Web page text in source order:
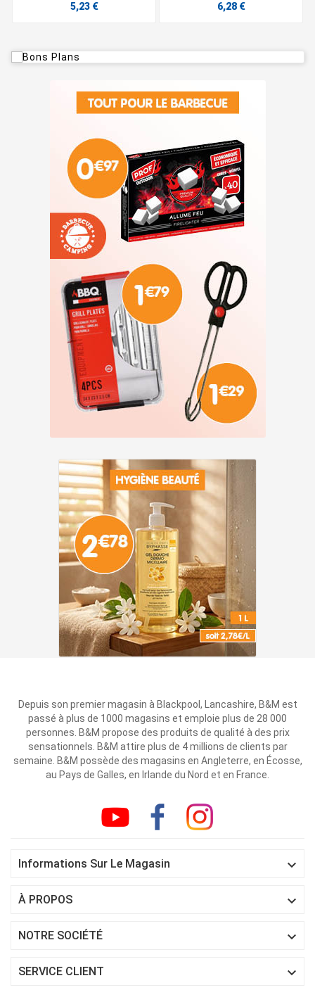
5,23 € 6,28 €
Depuis son premier magasin à Blackpool, Lancashire, B&M est
passé à plus de 1000 magasins et emploie plus de 28 000
personnes. B&M propose des produits de qualité à des prix
sensationnels. B&M attire plus de 4 millions de clients par
semaine. B&M possède des magasins en Angleterre, en Écosse,
au Pays de Galles, en Irlande du Nord et en France.
Informations Sur Le Magasin 
À PROPOS 
NOTRE SOCIÉTÉ 
SERVICE CLIENT 